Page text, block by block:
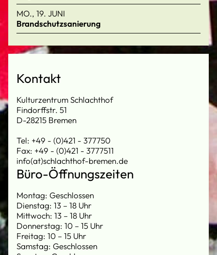
MO., 19. JUNI
Brandschutzsanierung
Kontakt
Kulturzentrum Schlachthof
Findorffstr. 51
D-28215 Bremen
Tel: +49 - (0)421 - 377750
Fax: +49 - (0)421 - 3777511
info(at)schlachthof-bremen.de
Büro-Öffnungszeiten
Montag: Geschlossen
Dienstag: 13 – 18 Uhr
Mittwoch: 13 – 18 Uhr
Donnerstag: 10 – 15 Uhr
Freitag: 10 – 15 Uhr
Samstag: Geschlossen